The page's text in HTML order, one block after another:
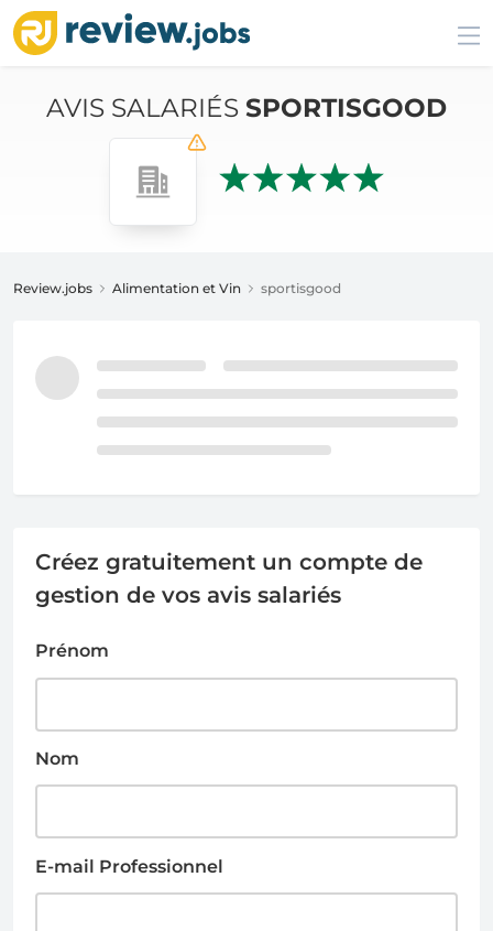
AVIS SALARIÉS SPORTISGOOD
Review.jobs Alimentation et Vin sportisgood
Créez gratuitement un compte de
gestion de vos avis salariés
Prénom
Nom
E-mail Professionnel